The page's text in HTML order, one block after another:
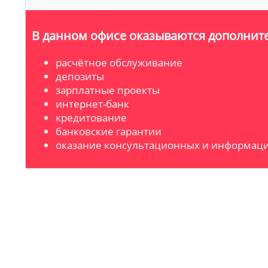
В данном офисе оказываются
расчётное обслуживание
депозиты
зарплатные проекты
интернет-банк
кредитование
банковские гарантии
оказание консультационных и